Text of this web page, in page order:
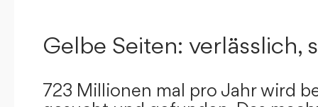
Gelbe Seiten: verlässlich,
723 Millionen mal pro Jahr wird